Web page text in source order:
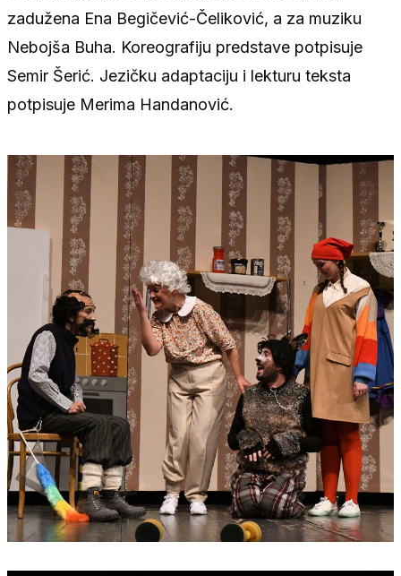
zadužena Ena Begičević-Čeliković, a za muziku
Nebojša Buha. Koreografiju predstave potpisuje
Semir Šerić. Jezičku adaptaciju i lekturu teksta
potpisuje Merima Handanović.